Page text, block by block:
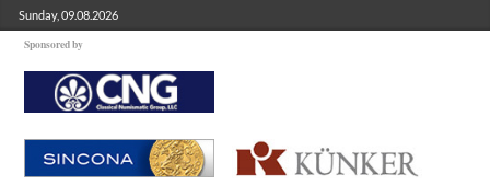
Sunday, 09.08.2026
Sponsored by